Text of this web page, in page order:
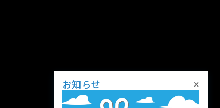
お知らせ ×